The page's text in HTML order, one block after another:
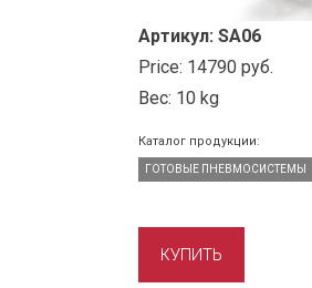
Артикул: SA06
Price: 14790 руб.
Вес: 10 kg
Каталог продукции:
ГОТОВЫЕ ПНЕВМОСИСТЕМЫ